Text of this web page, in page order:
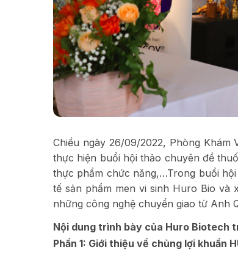
Chiều ngày 26/09/2022, Phòng
thực hiện buổi hội thảo chuyên đề
thực phẩm chức năng,…Trong buổi
tế sản phẩm men vi sinh Huro Bio và
những công nghệ chuyển giao từ Anh
Nội dung trình bày của Huro Biotech
Phần 1: Giới thiệu về chủng lợi khuẩn